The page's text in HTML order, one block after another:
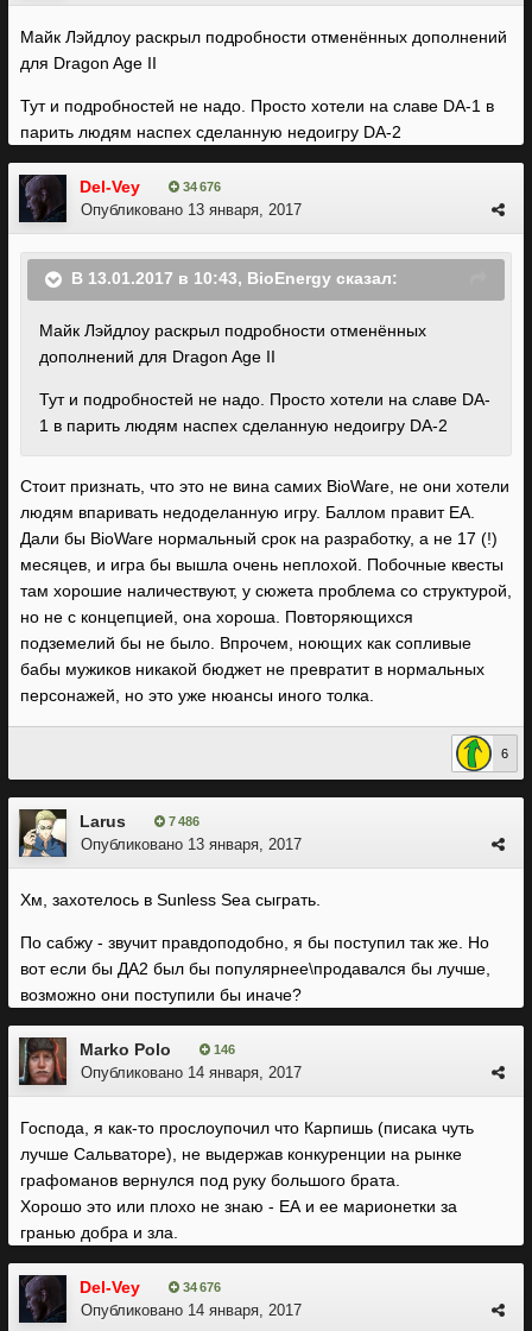
Майк Лэйдлоу раскрыл подробности отменённых дополнений
для Dragon Age II
Тут и подробностей не надо. Просто хотели на славе DA-1 в
парить людям наспех сделанную недоигру DA-2
Del-Vey 34 676
Опубликовано 13 января, 2017
В 13.01.2017 в 10:43, BioEnergy сказал:
Майк Лэйдлоу раскрыл подробности отменённых
дополнений для Dragon Age II
Тут и подробностей не надо. Просто хотели на славе DA-
1 в парить людям наспех сделанную недоигру DA-2
Стоит признать, что это не вина самих BioWare, не они хотели
людям впаривать недоделанную игру. Баллом правит EA.
Дали бы BioWare нормальный срок на разработку, а не 17 (!)
месяцев, и игра бы вышла очень неплохой. Побочные квесты
там хорошие наличествуют, у сюжета проблема со структурой,
но не с концепцией, она хороша. Повторяющихся
подземелий бы не было. Впрочем, ноющих как сопливые
бабы мужиков никакой бюджет не превратит в нормальных
персонажей, но это уже нюансы иного толка.
6
Larus 7 486
Опубликовано 13 января, 2017
Хм, захотелось в Sunless Sea сыграть.
По сабжу - звучит правдоподобно, я бы поступил так же. Но
вот если бы ДА2 был бы популярнее\продавался бы лучше,
возможно они поступили бы иначе?
Marko Polo 146
Опубликовано 14 января, 2017
Господа, я как-то прослоупочил что Карпишь (писака чуть
лучше Сальваторе), не выдержав конкуренции на рынке
графоманов вернулся под руку большого брата.
Хорошо это или плохо не знаю - ЕА и ее марионетки за
гранью добра и зла.
Del-Vey 34 676
Опубликовано 14 января, 2017